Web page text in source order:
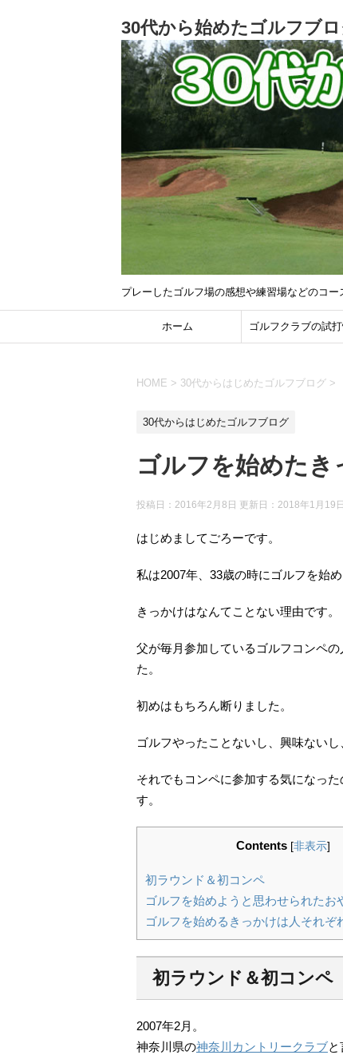
30代から始めたゴルフブ
プレーしたゴルフ場の感想や練習場などのコ
ホーム ゴルフクラブの試
HOME > 30代からはじめたゴルフブログ >
30代からはじめたゴルフブログ
ゴルフを始めたき
投稿日：2016年2月8日 更新日： 2018年1月19日
はじめましてごろーです。
私は2007年、33歳の時にゴルフを始め
きっかけはなんてことない理由です。
父が毎月参加しているゴルフコンペ
た。
初めはもちろん断りました。
ゴルフやったことないし、興味ない
それでもコンペに参加する気になっ
す。
Contents [非表示]
初ラウンド＆初コンペ
ゴルフを始めようと思わせられたお
ゴルフを始めるきっかけは人それぞ
初ラウンド＆初コンペ
2007年2月。
神奈川県の神奈川カントリークラブと